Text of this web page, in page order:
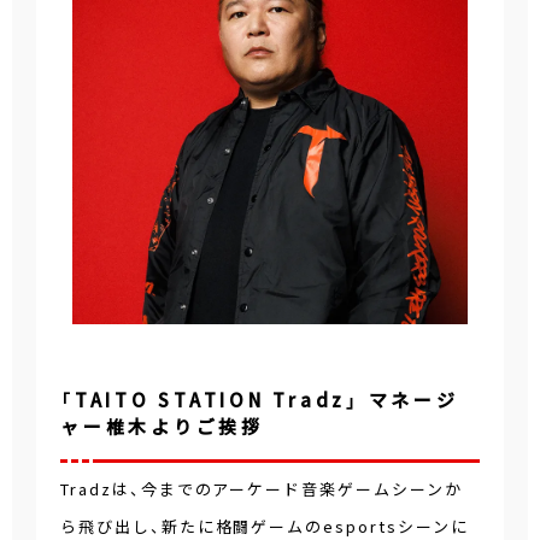
「TAITO STATION Tradz」 マネージ
ャー椎木よりご挨拶
Tradzは、今までのアーケード音楽ゲームシーンか
ら飛び出し、新たに格闘ゲームのesportsシーンに